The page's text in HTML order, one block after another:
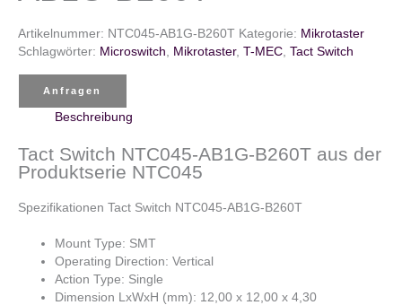
Artikelnummer: NTC045-AB1G-B260T Kategorie: Mikrotaster
Schlagwörter: Microswitch, Mikrotaster, T-MEC, Tact Switch
Anfragen
Beschreibung
Tact Switch NTC045-AB1G-B260T aus der
Produktserie NTC045
Spezifikationen Tact Switch NTC045-AB1G-B260T
Mount Type: SMT
Operating Direction: Vertical
Action Type: Single
Dimension LxWxH (mm): 12,00 x 12,00 x 4,30